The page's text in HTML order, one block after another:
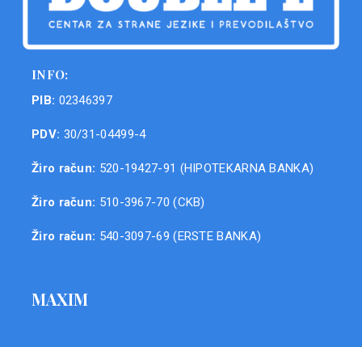
INFO:
PIB: 02346397
PDV: 30/31-04499-4
Žiro račun: 520-19427-91 (HIPOTEKARNA BANKA)
Žiro račun: 510-3967-70 (CKB)
Žiro račun: 540-3097-69 (ERSTE BANKA)
MAXIM